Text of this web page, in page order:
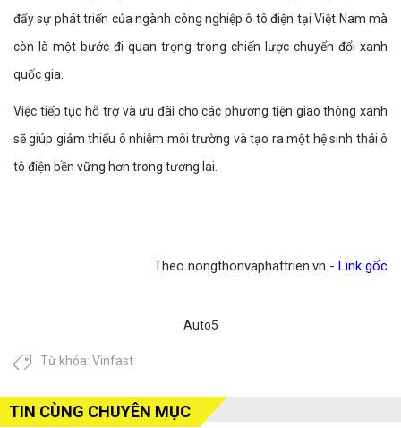
đẩy sự phát triển của ngành công nghiệp ô tô điện tại Việt Nam mà
còn là một bước đi quan trọng trong chiến lược chuyển đổi xanh
quốc gia.
Việc tiếp tục hỗ trợ và ưu đãi cho các phương tiện giao thông xanh
sẽ giúp giảm thiểu ô nhiễm môi trường và tạo ra một hệ sinh thái ô
tô điện bền vững hơn trong tương lai.
Theo nongthonvaphattrien.vn - Link gốc
Auto5
Từ khóa: Vinfast
TIN CÙNG CHUYÊN MỤC